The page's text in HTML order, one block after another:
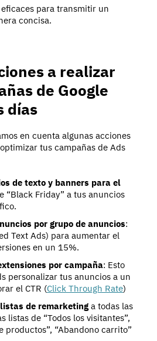
para transmitir un
concisa.
a realizar
de Google
días
en cuenta algunas acciones
tus campañas de Ads
de texto y banners para el
“Black Friday” a tus anuncios
por grupo de anuncios:
Text Ads) para aumentar el
en un 15%.
por campaña: Esto
personalizar tus anuncios a un
el CTR (Click Through Rate)
de remarketinga todas las
listas de “Todos los visitantes”,
productos”, “Abandono carrito”